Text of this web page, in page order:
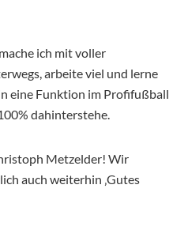
ich mit voller
arbeite viel und lerne
eine Funktion im Profifußball
dahinterstehe.
Metzelder! Wir
auch weiterhin ‚Gutes